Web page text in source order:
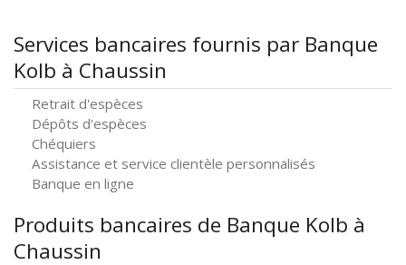
Services bancaires fournis par Banque
Kolb à Chaussin
Retrait d'espèces
Dépôts d'espèces
Chéquiers
Assistance et service clientèle personnalisés
Banque en ligne
Produits bancaires de Banque Kolb à
Chaussin